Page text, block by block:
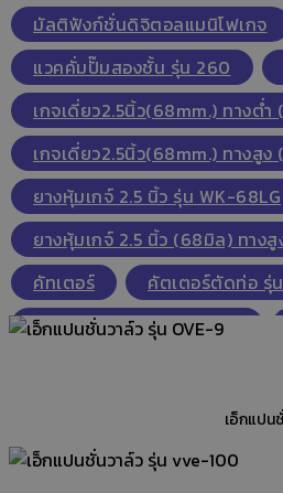
มัลติฟังก์ชั่นดิจิตอลแมนิโฟเกจ
แวคคั่มปั๊มสองชั้น รุ่น 260
เกจเดี่ยว2.5นิ้ว(68mm.) ทางต่ำ
เกจเดี่ยว2.5นิ้ว(68mm.) ทางสู
ยางหุ้มเกจ์ 2.5 นิ้ว รุ่น WK-68LG
ยางหุ้มเกจ์ 2.5 นิ้ว (68มิล) ทาง
คัทเตอร์
คัตเตอร์ตัดท่อ รุ่
คัตเตอร์ตัดท่อ รุ่น WK-532
แวคคั่มปั๊ม,แวคคั่มปั๊ม
แวคคั่มปั๊ม,แวคคั่มปั๊ม